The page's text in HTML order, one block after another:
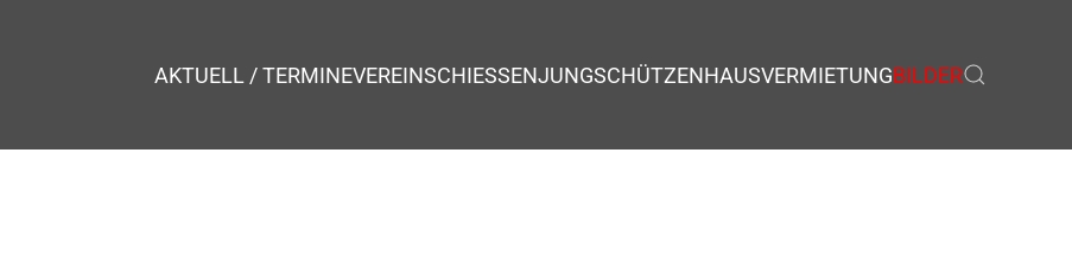
AKTUELL / TERMINEVEREINSCHIESSENJUNGSCHÜTZENHAUSVERMIETUNGBILDER